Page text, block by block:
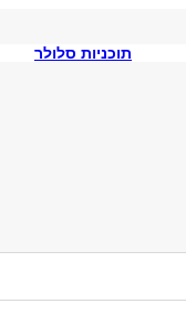
תוכניות סלולר